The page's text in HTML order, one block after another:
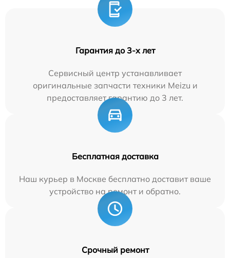
Гарантия до 3-х лет
Сервисный центр устанавливает
оригинальные запчасти техники Meizu и
предоставляет гарантию до 3 лет.
Бесплатная доставка
Наш курьер в Москве бесплатно доставит ваше
устройство на ремонт и обратно.
Срочный ремонт